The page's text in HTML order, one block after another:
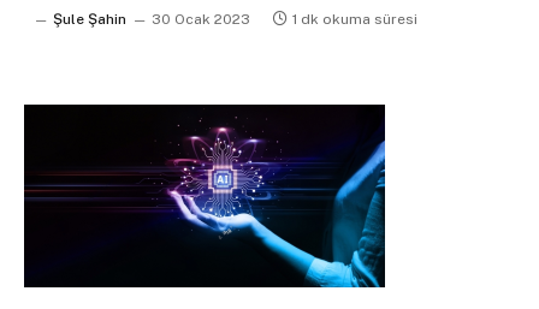
Şule Şahin 30 Ocak 2023 1 dk okuma süresi